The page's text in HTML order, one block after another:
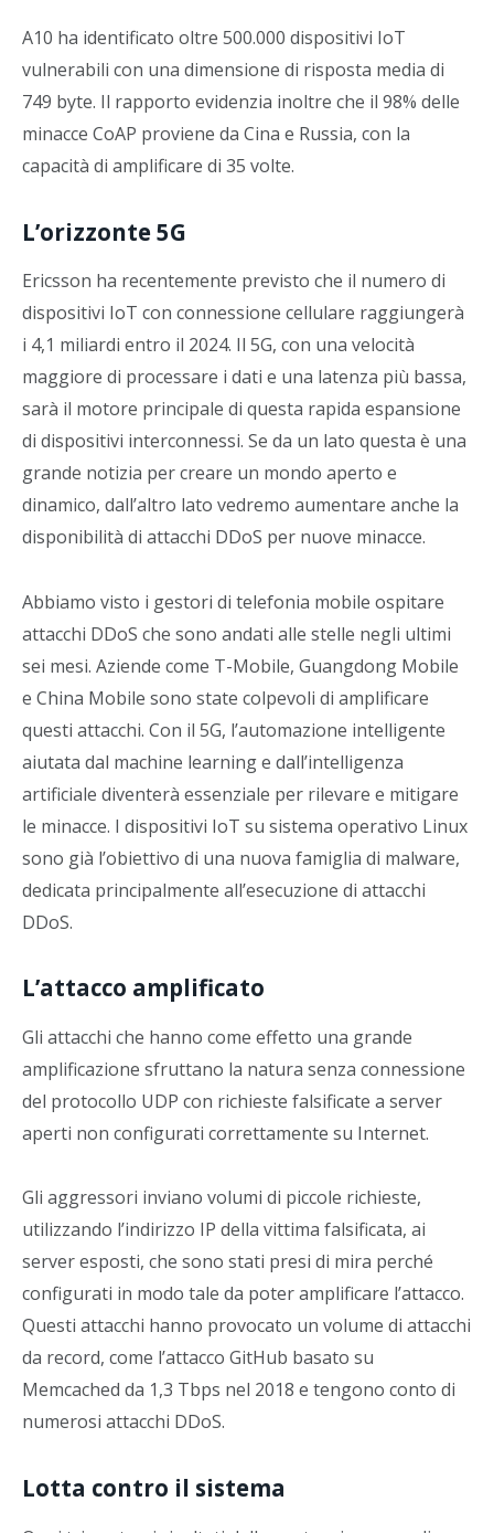
A10 ha identificato oltre 500.000 dispositivi IoT
vulnerabili con una dimensione di risposta media di
749 byte. Il rapporto evidenzia inoltre che il 98% delle
minacce CoAP proviene da Cina e Russia, con la
capacità di amplificare di 35 volte.
L’orizzonte 5G
Ericsson ha recentemente previsto che il numero di
dispositivi IoT con connessione cellulare raggiungerà
i 4,1 miliardi entro il 2024. Il 5G, con una velocità
maggiore di processare i dati e una latenza più bassa,
sarà il motore principale di questa rapida espansione
di dispositivi interconnessi. Se da un lato questa è una
grande notizia per creare un mondo aperto e
dinamico, dall’altro lato vedremo aumentare anche la
disponibilità di attacchi DDoS per nuove minacce.
Abbiamo visto i gestori di telefonia mobile ospitare
attacchi DDoS che sono andati alle stelle negli ultimi
sei mesi. Aziende come T-Mobile, Guangdong Mobile
e China Mobile sono state colpevoli di amplificare
questi attacchi. Con il 5G, l’automazione intelligente
aiutata dal machine learning e dall’intelligenza
artificiale diventerà essenziale per rilevare e mitigare
le minacce. I dispositivi IoT su sistema operativo Linux
sono già l’obiettivo di una nuova famiglia di malware,
dedicata principalmente all’esecuzione di attacchi
DDoS.
L’attacco amplificato
Gli attacchi che hanno come effetto una grande
amplificazione sfruttano la natura senza connessione
del protocollo UDP con richieste falsificate a server
aperti non configurati correttamente su Internet.
Gli aggressori inviano volumi di piccole richieste,
utilizzando l’indirizzo IP della vittima falsificata, ai
server esposti, che sono stati presi di mira perché
configurati in modo tale da poter amplificare l’attacco.
Questi attacchi hanno provocato un volume di attacchi
da record, come l’attacco GitHub basato su
Memcached da 1,3 Tbps nel 2018 e tengono conto di
numerosi attacchi DDoS.
Lotta contro il sistema